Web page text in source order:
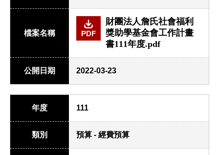
檔案名稱 PDF
財團法人詹氏社會福利
獎助學基金會工作計畫
書111年度.pdf
公開日期 2022-03-23
年度 111
類別 預算 - 經費預算